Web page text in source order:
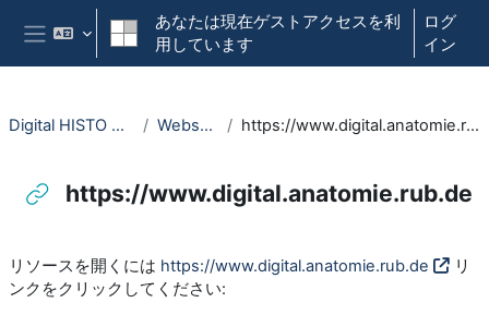
メインコンテンツへスキップする
サイドパネル
あなたは現在ゲストアクセスを利
用しています
ログ
イン
Digital HISTO NRW Webseite https://www.digital.anatomie.rub.de
https://www.digital.anatomie.rub.de
リソースを開くには https://www.digital.anatomie.rub.de
リ
ンクをクリックしてください: